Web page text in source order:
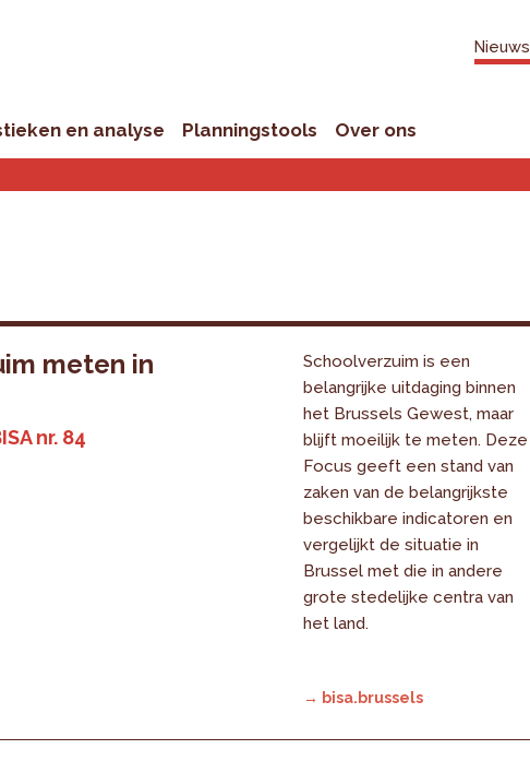
Nieuws
en analyse Planningstools Over ons
meten in
nr. 84
Schoolverzuim is een
belangrijke uitdaging binnen
het Brussels Gewest, maar
blijft moeilijk te meten. Deze
Focus geeft een stand van
zaken van de belangrijkste
beschikbare indicatoren en
vergelijkt de situatie in
Brussel met die in andere
grote stedelijke centra van
het land.
→ bisa.brussels